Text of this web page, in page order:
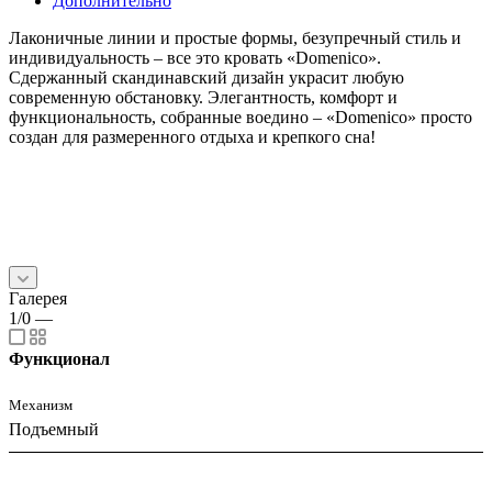
Лаконичные линии и простые формы, безупречный стиль и
индивидуальность – все это кровать «Domenico».
Сдержанный скандинавский дизайн украсит любую
современную обстановку. Элегантность, комфорт и
функциональность, собранные воедино – «Domenico» просто
создан для размеренного отдыха и крепкого сна!
Галерея
1/0 —
Функционал
Механизм
Подъемный